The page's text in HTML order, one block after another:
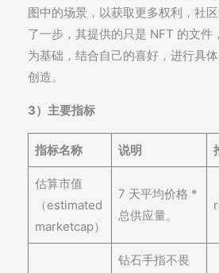
图中的场景，以获取更多权利，社
了一步，其提供的只是 NFT 的文件
为基础，结合自己的喜好，进行具
创造。
3）主要指标
指标名称 说明
估算市值
（estimated
marketcap）
7 天平均价格 *
总供应量。
钻石手指不畏